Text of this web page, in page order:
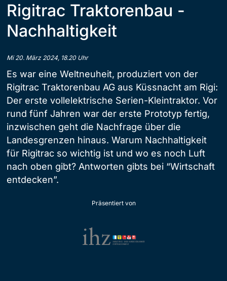
Rigitrac Traktorenbau -
Nachhaltigkeit
Mi 20. März 2024, 18.20 Uhr
Es war eine Weltneuheit, produziert von der
Rigitrac Traktorenbau AG aus Küssnacht am Rigi:
Der erste vollelektrische Serien-Kleintraktor. Vor
rund fünf Jahren war der erste Prototyp fertig,
inzwischen geht die Nachfrage über die
Landesgrenzen hinaus. Warum Nachhaltigkeit
für Rigitrac so wichtig ist und wo es noch Luft
nach oben gibt? Antworten gibts bei “Wirtschaft
entdecken”.
Präsentiert von